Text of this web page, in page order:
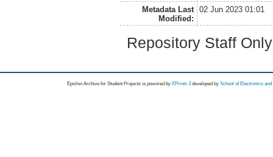
Metadata Last
Modified:
02 Jun 2023 01:01
Repository Staff
Epsilon Archive for Student Projects is powored byEPrints 3 developed by School of Electronics